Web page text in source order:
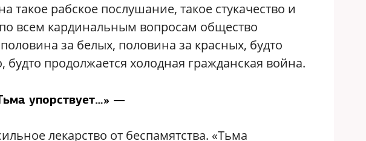
такое рабское послушание, такое стукачество и
всем кардинальным вопросам общество
за белых, половина за красных, будто
продолжается холодная гражданская война.
упорствует…» —
лекарство от беспамятства. «Тьма